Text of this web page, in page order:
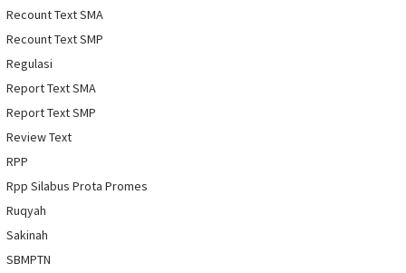
Recount Text SMA
Recount Text SMP
Regulasi
Report Text SMA
Report Text SMP
Review Text
RPP
Rpp Silabus Prota Promes
Ruqyah
Sakinah
SBMPTN